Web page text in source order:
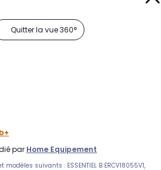
Quitter la vue 360°
par Home Equipement
suivants : ESSENTIEL B ERCV18055V1,